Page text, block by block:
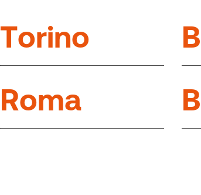
Torino B
Roma B